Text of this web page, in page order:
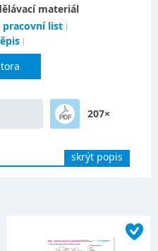
materiál
pracovní list
207×
skrýt popis